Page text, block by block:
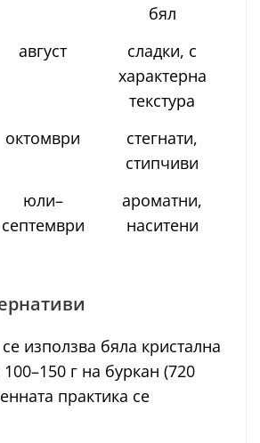
бял
август
сладки, с
характерна
текстура
октомври
стегнати,
стипчиви
юли–
септември
ароматни,
наситени
използва бяла кристална
г на буркан (720
практика се